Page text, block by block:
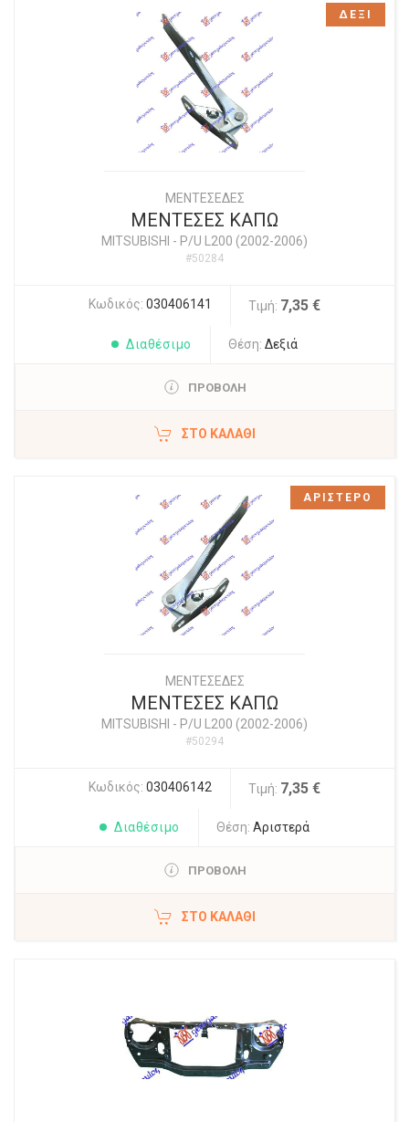
ΜΕΝΤΕΣΕΔΕΣ
ΜΕΝΤΕΣΕΣ ΚΑΠΩ
MITSUBISHI - P/U L200 (2002-2006)
#50284
Κωδικός: 030406141 Τιμή: 7,35 €
Διαθέσιμο Θέση: Δεξιά
ΠΡΟΒΟΛΗ
ΣΤΟ ΚΑΛΆΘΙ
ΔΕΞΙ
ΜΕΝΤΕΣΕΔΕΣ
ΜΕΝΤΕΣΕΣ ΚΑΠΩ
MITSUBISHI - P/U L200 (2002-2006)
#50294
Κωδικός: 030406142 Τιμή: 7,35 €
Διαθέσιμο Θέση: Αριστερά
ΠΡΟΒΟΛΗ
ΣΤΟ ΚΑΛΆΘΙ
ΑΡΙΣΤΕΡΟ